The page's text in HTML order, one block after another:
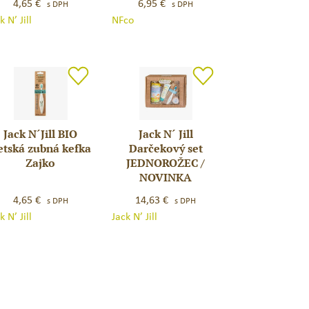
4,65€ s DPH
N’ Jill
&
6,95€ s DPH
NFco
Jack N´Jill BIO
zubná kefka
Zajko
4,65€ s DPH
N’ Jill
Darčekový
set
Jack N´ Jill
Darčekový set
JEDNOROŽEC /
NOVINKA
14,63€ s DPH
Jack N’ Jill